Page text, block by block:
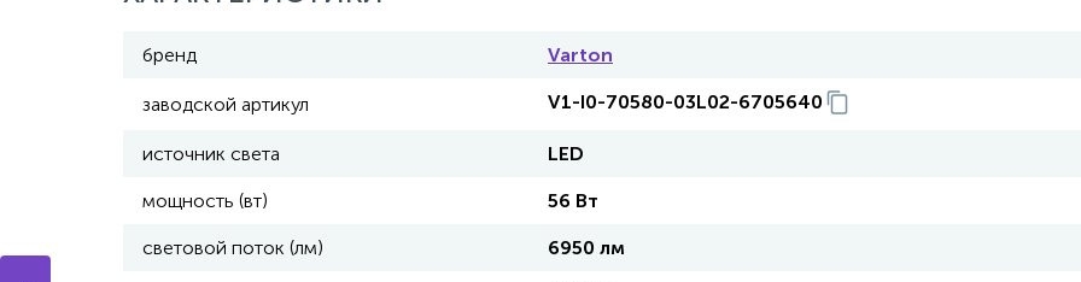
бренд Varton
заводской артикул V1-I0-70580-03L02-6705640
источник света LED
мощность (вт) 56 Вт
световой поток (лм) 6950 лм